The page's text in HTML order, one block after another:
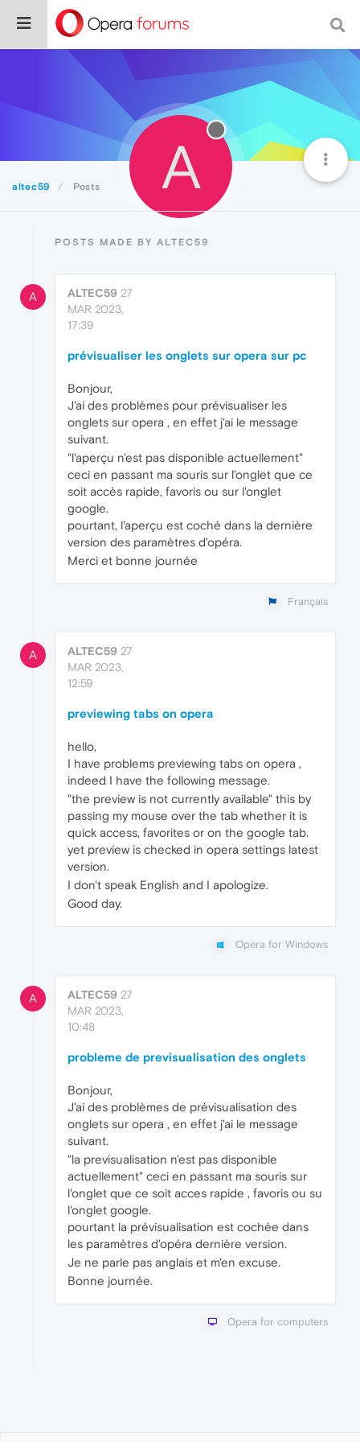
altec59 Posts A
POSTS MADE BY ALTEC59
A ALTEC59 27
MAR 2023,
17:39
prévisualiser les onglets sur opera sur pc
Bonjour,
J'ai des problèmes pour prévisualiser les
onglets sur opera , en effet j'ai le message
suivant.
"l'aperçu n'est pas disponible actuellement"
ceci en passant ma souris sur l'onglet que ce
soit accès rapide, favoris ou sur l'onglet
google.
pourtant, l'aperçu est coché dans la dernière
version des paramètres d'opéra.
Merci et bonne journée
Français
A ALTEC59 27
MAR 2023,
12:59
previewing tabs on opera
hello,
I have problems previewing tabs on opera ,
indeed I have the following message.
"the preview is not currently available" this by
passing my mouse over the tab whether it is
quick access, favorites or on the google tab.
yet preview is checked in opera settings latest
version.
I don't speak English and I apologize.
Good day.
Opera for Windows
A ALTEC59 27
MAR 2023,
10:48
probleme de previsualisation des onglets
Bonjour,
J'ai des problèmes de prévisualisation des
onglets sur opera , en effet j'ai le message
suivant.
"la previsualisation n'est pas disponible
actuellement" ceci en passant ma souris sur
l'onglet que ce soit acces rapide , favoris ou su
l'onglet google.
pourtant la prévisualisation est cochée dans
les paramètres d'opéra dernière version.
Je ne parle pas anglais et m'en excuse.
Bonne journée.
Opera for computers